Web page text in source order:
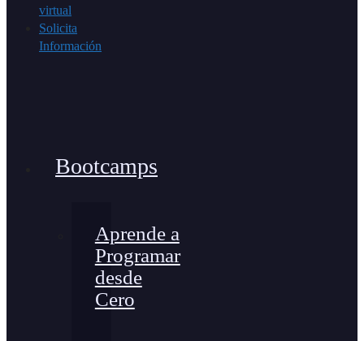
virtual
Solicita
Información
Bootcamps
Aprende a
Programar
desde
Cero